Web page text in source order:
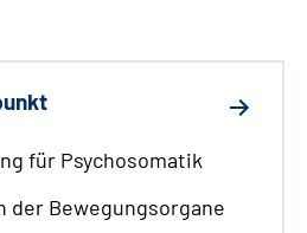
für Psychosomatik
der Bewegungsorgane